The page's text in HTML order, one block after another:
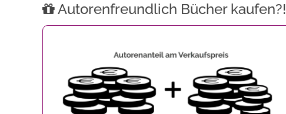
Autorenfreundlich Bücher kaufen?!